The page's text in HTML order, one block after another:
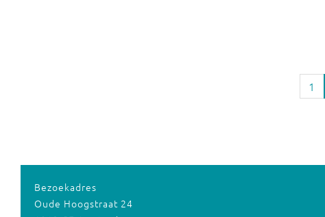
1
Bezoekadres
Oude Hoogstraat 24